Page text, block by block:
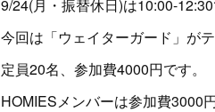
9/24(月・振替休日)は10:00-
今回は「ウェイターガード」がテ
定員20名、参加費4000円です。
HOMIESメンバーは参加費3000